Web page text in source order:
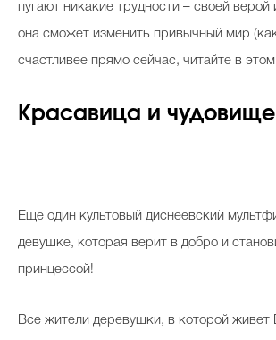
пугают никакие трудности – своей верой
она сможет изменить привычный мир
счастливее прямо сейчас, читайте в этом
Красавица и чудовище
Еще один культовый диснеевский
девушке, которая верит в добро и
принцессой!
Все жители деревушки, в которой живет